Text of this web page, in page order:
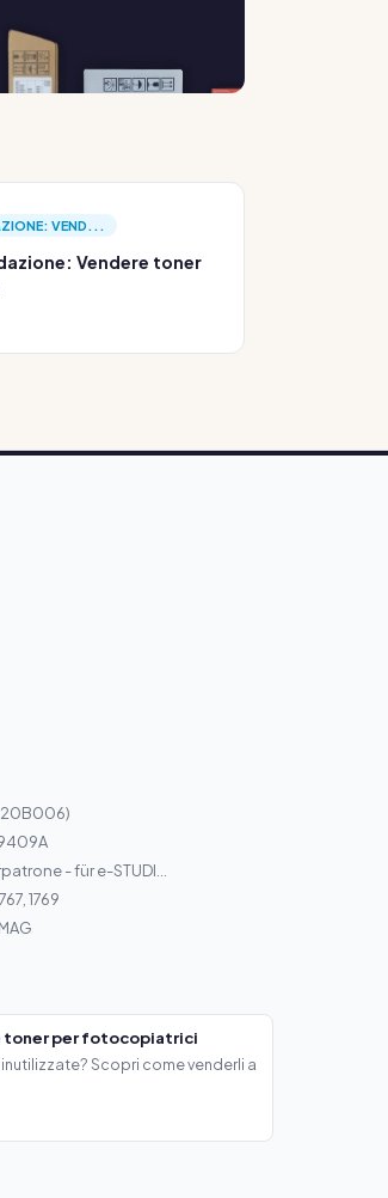
VEND...
Vendere toner
- für e-STUDI...
1769
toner per fotocopiatrici
Scopri come venderli a